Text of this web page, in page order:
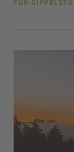
FÜR